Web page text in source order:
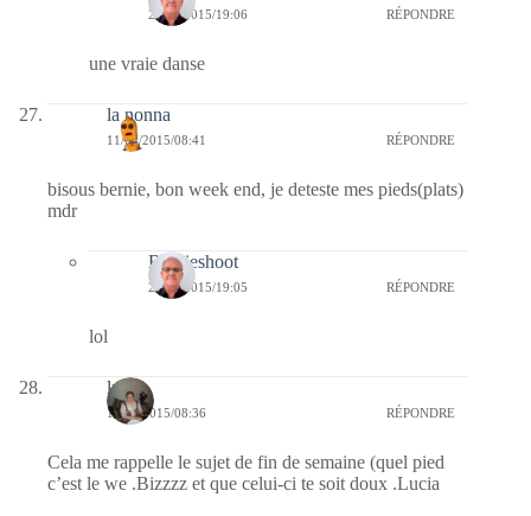
23/04/2015/19:06 RÉPONDRE
une vraie danse
la nonna
11/04/2015/08:41 RÉPONDRE
bisous bernie, bon week end, je deteste mes pieds(plats)
mdr
Bernieshoot
23/04/2015/19:05 RÉPONDRE
lol
lucia
11/04/2015/08:36 RÉPONDRE
Cela me rappelle le sujet de fin de semaine (quel pied
c’est le we .Bizzzz et que celui-ci te soit doux .Lucia